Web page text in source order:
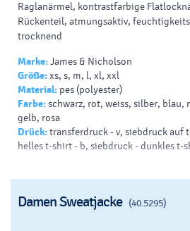
Raglanärmel, kontrastfarbige
Rückenteil, atmungsaktiv,
trocknend
Marke:James & Nicholson
Größe:xs, s, m, l, xl, xxl
Material: pes (polyester)
Farbe:schwarz, rot, weiss, silber,
gelb, rosa
Drück:transferdruck - v, siebdruck auf
helles t-shirt - b, siebdruck - dunkles t-
Damen Sweatjacke (40.5295)